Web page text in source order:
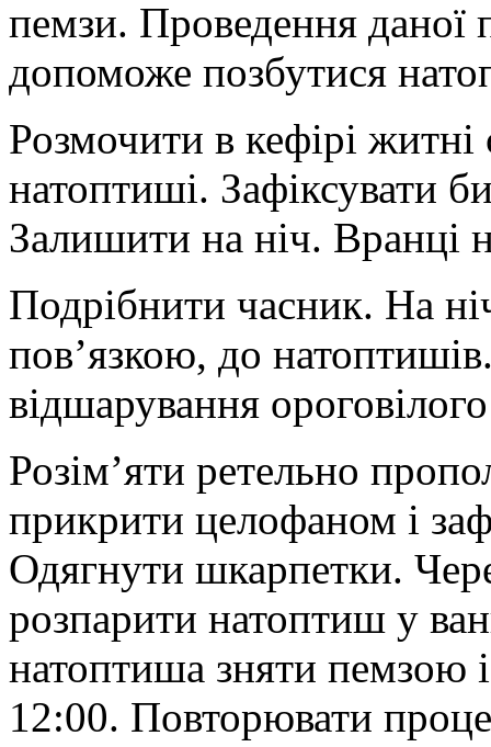
пемзи. Проведення даної
допоможе позбутися
Розмочити в кефірі
натоптиші. Зафіксувати
Залишити на ніч. Вранці
Подрібнити часник. На
пов’язкою, до
відшарування
Розім’яти ретельно
прикрити целофаном і
Одягнути шкарпетки.
розпарити натоптиш у
натоптиша зняти пемзою
12:00. Повторювати